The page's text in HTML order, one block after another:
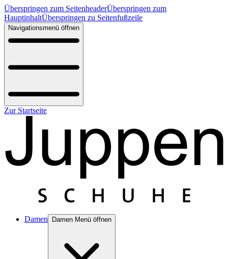
Überspringen zum SeitenheaderÜberspringen zum
HauptinhaltÜberspringen zu Seitenfußzeile
Navigationsmenü öffnen
Zur Startseite
Damen Damen Menü öffnen